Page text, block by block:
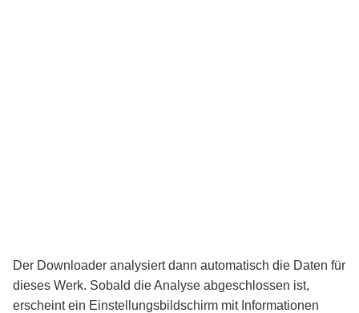
Der Downloader analysiert dann automatisch die Daten für
dieses Werk. Sobald die Analyse abgeschlossen ist,
erscheint ein Einstellungsbildschirm mit Informationen